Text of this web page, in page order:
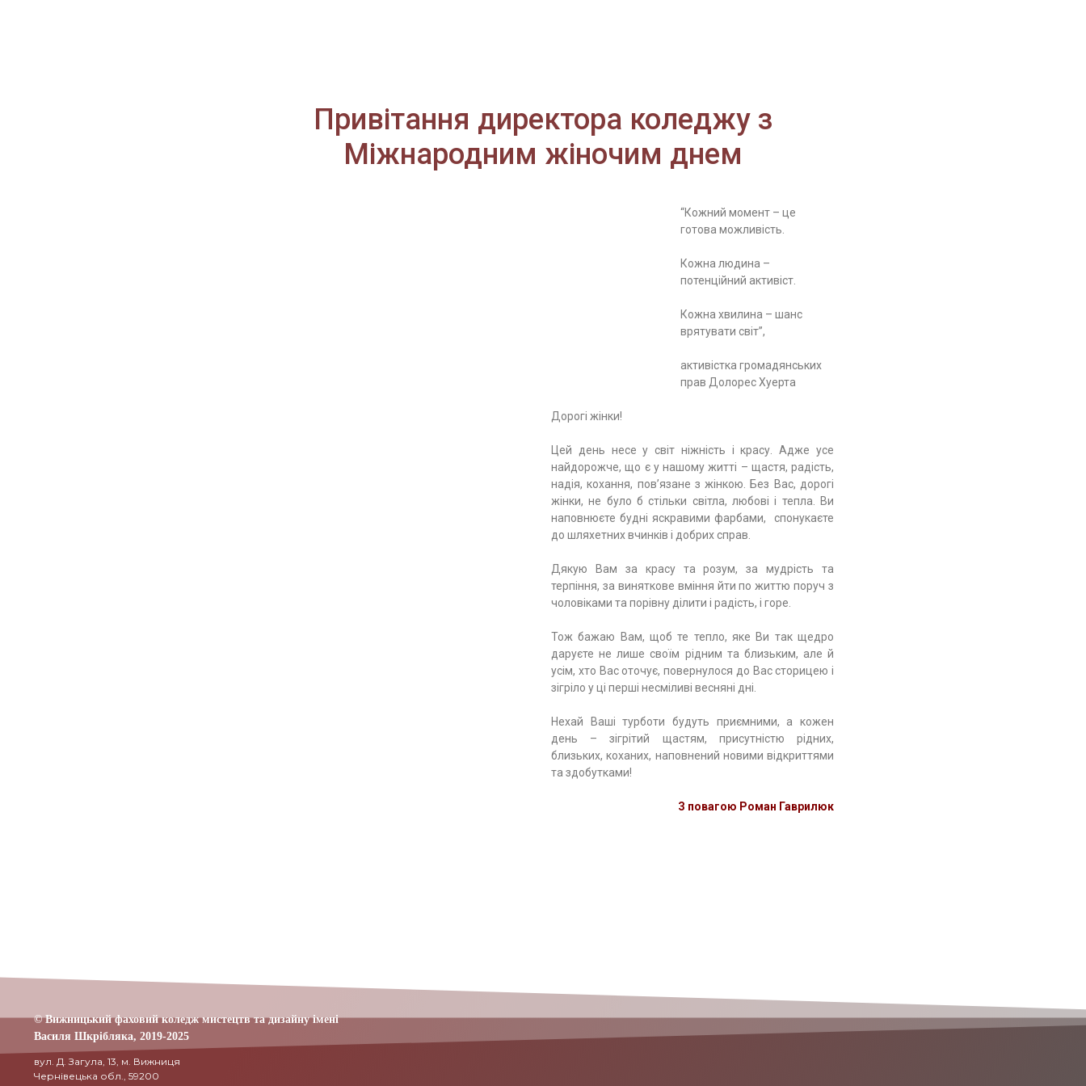
Привітання директора коледжу з
Міжнародним жіночим днем
“Кожний момент – це
готова можливість.
Кожна людина –
потенційний активіст.
Кожна хвилина – шанс
врятувати світ”,
активістка громадянських
прав Долорес Хуерта
Дорогі жінки!
Цей день несе у світ ніжність і красу. Адже усе
найдорожче, що є у нашому житті – щастя, радість,
надія, кохання, пов’язане з жінкою. Без Вас, дорогі
жінки, не було б стільки світла, любові і тепла. Ви
наповнюєте будні яскравими фарбами, спонукаєте
до шляхетних вчинків і добрих справ.
Дякую Вам за красу та розум, за мудрість та
терпіння, за виняткове вміння йти по життю поруч з
чоловіками та порівну ділити і радість, і горе.
Тож бажаю Вам, щоб те тепло, яке Ви так щедро
даруєте не лише своїм рідним та близьким, але й
усім, хто Вас оточує, повернулося до Вас сторицею і
зігріло у ці перші несміливі весняні дні.
Нехай Ваші турботи будуть приємними, а кожен
день – зігрітий щастям, присутністю рідних,
близьких, коханих, наповнений новими відкриттями
та здобутками!
З повагою Роман Гаврилюк
© Вижницький фаховий коледж мистецтв та дизайну імені
Василя Шкрібляка, 2019-2025
вул. Д. Загула, 13, м. Вижниця
Чернівецька обл., 59200